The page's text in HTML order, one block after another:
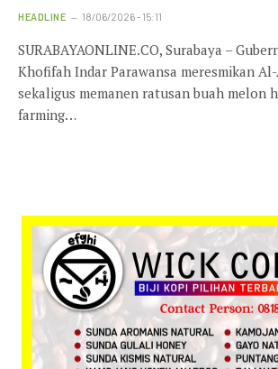
HEADLINE 18/06/2026 - 15:11
SURABAYAONLINE.CO, Surabaya –
Khofifah Indar Parawansa meresmikan
sekaligus memanen ratusan buah melon
farming…